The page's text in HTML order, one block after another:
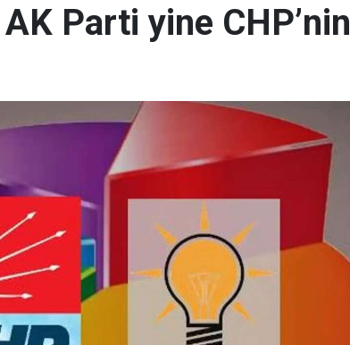
Parti yine CHP’nin